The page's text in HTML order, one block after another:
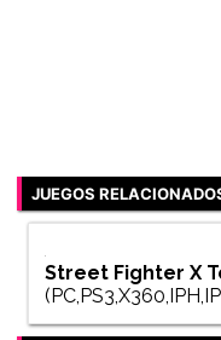
JUEGOS
Street Fighter X